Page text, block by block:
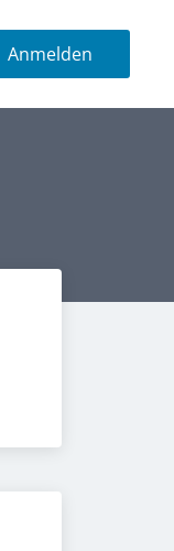
Anmelden